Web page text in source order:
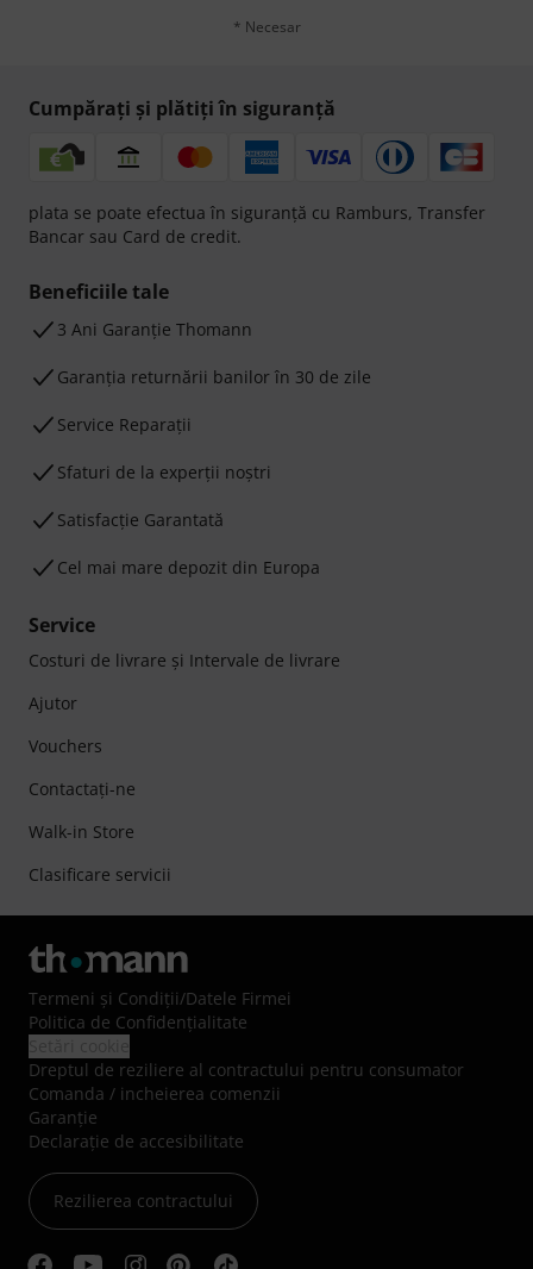
* Necesar
Cumpărați și plătiți în siguranță
plata se poate efectua în siguranță cu Ramburs, Transfer
Bancar sau Card de credit.
Beneficiile tale
3 Ani Garanție Thomann
Garanţia returnării banilor în 30 de zile
Service Reparații
Sfaturi de la experții noștri
Satisfacție Garantată
Cel mai mare depozit din Europa
Service
Costuri de livrare şi Intervale de livrare
Ajutor
Vouchers
Contactaţi-ne
Walk-in Store
Clasificare servicii
Termeni şi Condiţii/Datele Firmei
Politica de Confidenţialitate
Dreptul de reziliere al contractului pentru consumator
Comanda / incheierea comenzii
Garanție
Declarație de accesibilitate
Rezilierea contractului